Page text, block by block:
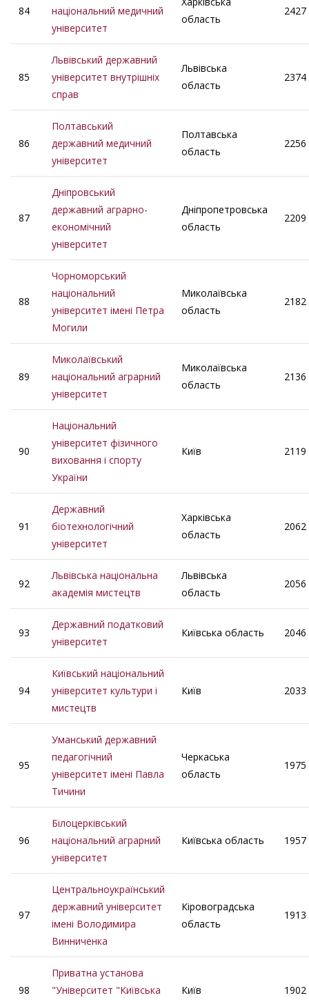
84
національний медичний
університет
область
2427
85
Львівський державний
університет внутрішніх
справ
Львівська
область
2374
86
Полтавський
державний медичний
університет
Полтавська
область
2256
87
Дніпровський
державний аграрно-
економічний
університет
Дніпропетровська
область
2209
88
Чорноморський
національний
університет імені Петра
Могили
Миколаївська
область
2182
89
Миколаївський
національний аграрний
університет
Миколаївська
область
2136
90
Національний
університет фізичного
виховання і спорту
України
Київ 2119
91
Державний
біотехнологічний
університет
Харківська
область
2062
92
Львівська національна
академія мистецтв
Львівська
область
2056
93
Державний податковий
університет
Київська область 2046
94
Київський національний
університет культури і
мистецтв
Київ 2033
95
Уманський державний
педагогічний
університет імені Павла
Тичини
Черкаська
область
1975
96
Білоцерківський
національний аграрний
університет
Київська область 1957
97
Центральноукраїнський
державний університет
імені Володимира
Винниченка
Кіровоградська
область
1913
98
Приватна установа
"Університет "Київська
Київ 1902